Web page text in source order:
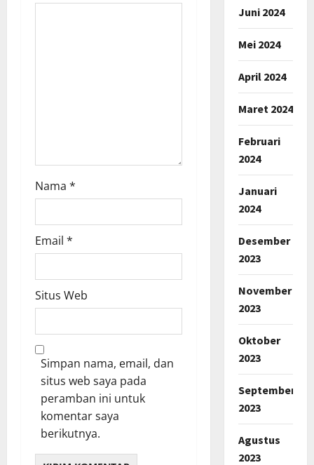
Nama *
Email *
Situs Web
Simpan nama, email, dan
situs web saya pada
peramban ini untuk
komentar saya
berikutnya.
Juni 2024
Mei 2024
April 2024
Maret 2024
Februari
2024
Januari
2024
Desember
2023
November
2023
Oktober
2023
September
2023
Agustus
2023